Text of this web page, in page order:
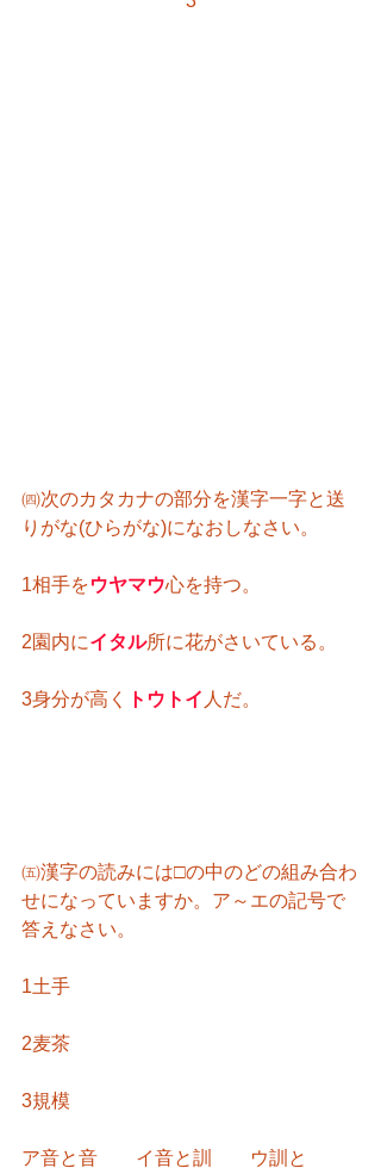
㈣次のカタカナの部分を漢字一字と送
りがな(ひらがな)になおしなさい。
1相手をウヤマウ心を持つ。
2園内にイタル所に花がさいている。
3身分が高く トウトイ 人だ。
㈤漢字の読みには□の中のどの組み合わ
せになっていますか。ア～エの記号で
答えなさい。
1土手
2麦茶
3規模
ア音と音　　イ音と訓　　ウ訓と